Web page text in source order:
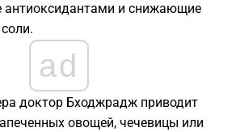
антиоксидантами и снижающие
ad
доктор Бходжрадж приводит
овощей, чечевицы или